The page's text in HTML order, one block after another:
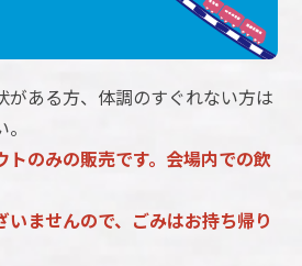
がある方、体調のすぐれない方は
トのみの販売です。会場内での飲
いませんので、ごみはお持ち帰り